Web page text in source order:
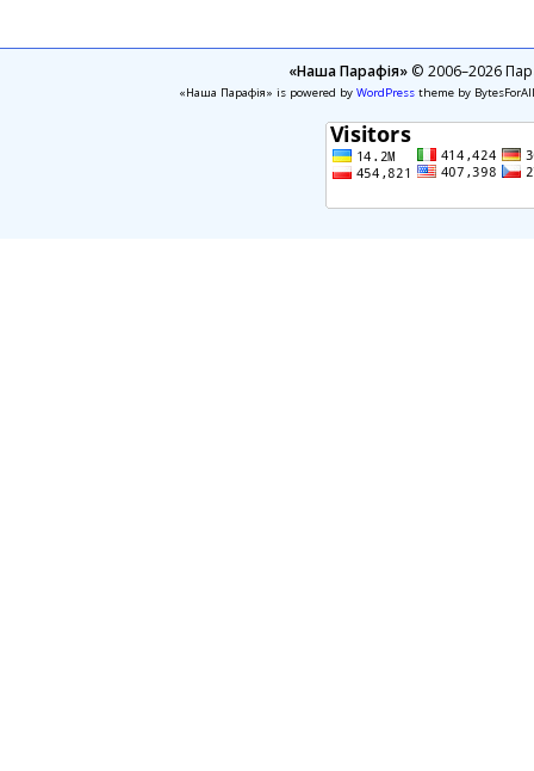
«Наша Парафія»© 2006–2026
«Наша Парафія» is powered by WordPresstheme by